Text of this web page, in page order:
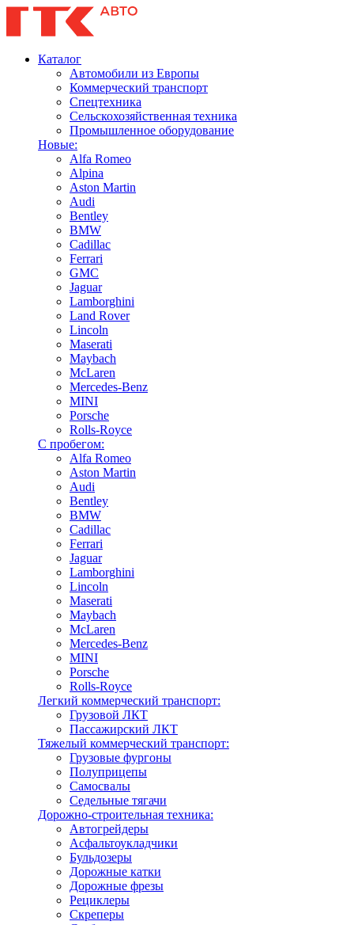
Каталог
Автомобили из Европы
Коммерческий транспорт
Спецтехника
Сельскохозяйственная техника
Промышленное оборудование
Новые:
Alfa Romeo
Alpina
Aston Martin
Audi
Bentley
BMW
Cadillac
Ferrari
GMC
Jaguar
Lamborghini
Land Rover
Lincoln
Maserati
Maybach
McLaren
Mercedes-Benz
MINI
Porsche
Rolls-Royce
С пробегом:
Alfa Romeo
Aston Martin
Audi
Bentley
BMW
Cadillac
Ferrari
Jaguar
Lamborghini
Lincoln
Maserati
Maybach
McLaren
Mercedes-Benz
MINI
Porsche
Rolls-Royce
Легкий коммерческий транспорт:
Грузовой ЛКТ
Пассажирский ЛКТ
Тяжелый коммерческий транспорт:
Грузовые фургоны
Полуприцепы
Самосвалы
Седельные тягачи
Дорожно-строительная техника:
Автогрейдеры
Асфальтоукладчики
Бульдозеры
Дорожные катки
Дорожные фрезы
Рециклеры
Скреперы